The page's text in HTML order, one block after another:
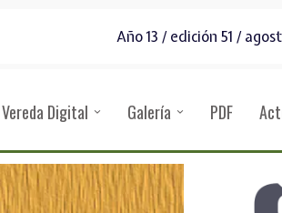
Año 13 / edición 51 /
Vereda Digital Galería PDF